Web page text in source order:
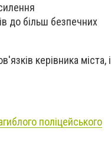
до більш безпечних
керівника міста, і
поліцейського